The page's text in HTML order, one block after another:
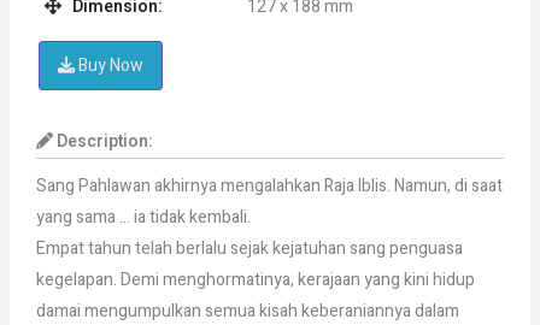
Dimension:
127 x 188 mm
Buy Now
Description:
Sang Pahlawan akhirnya mengalahkan Raja Iblis. Namun, di saat
yang sama … ia tidak kembali.
Empat tahun telah berlalu sejak kejatuhan sang pe­nguasa
kegelapan. Demi menghormatinya, kerajaan yang kini hidup
damai mengumpulkan semua kisah keberaniannya dalam